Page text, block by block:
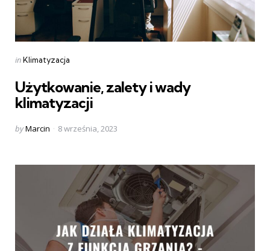
Categories
Posted
inKlimatyzacja
Użytkowanie, zalety i wady
klimatyzacji
Posted
byMarcin 8 września, 2023